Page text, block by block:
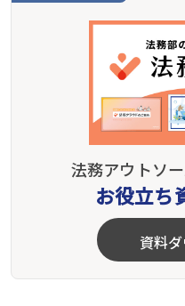
法務アウトソ
お役立ち
資料